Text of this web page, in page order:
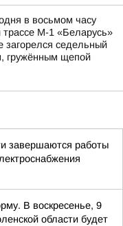
в восьмом часу
М-1 «Беларусь»
загорелся седельный
гружённым щепой
завершаются работы
В воскресенье, 9
области будет